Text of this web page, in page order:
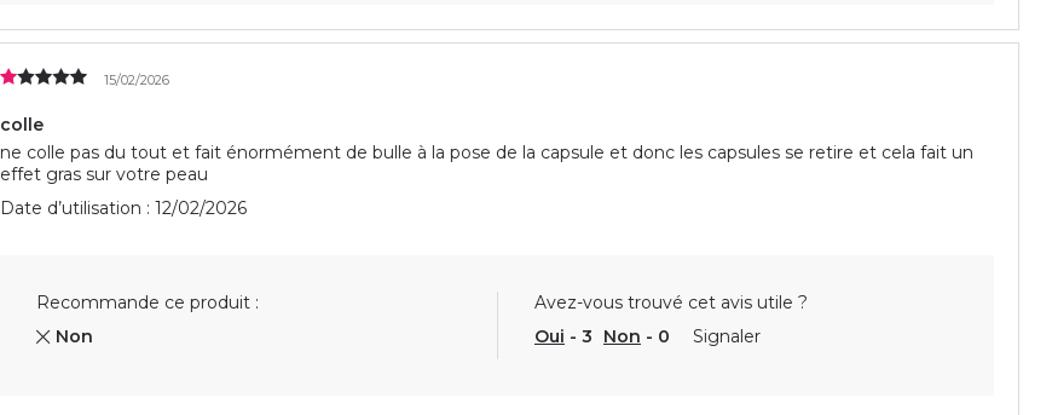
15/02/2026
colle
ne colle pas du tout et fait énormément de bulle à la pose de la capsule et donc les capsules se retire et cela fait un
effet gras sur votre peau
Date d’utilisation : 12/02/2026
Recommande ce produit :
Non
Avez-vous trouvé cet avis utile ?
Oui - 3 Non - 0 Signaler